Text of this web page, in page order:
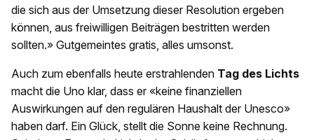
die sich aus der Umsetzung dieser Resolution ergeben
können, aus freiwilligen Beiträgen bestritten werden
sollten.» Gutgemeintes gratis, alles umsonst.
Auch zum ebenfalls heute erstrahlenden Tag des Lichts
macht die Uno klar, dass er «keine finanziellen
Auswirkungen auf den regulären Haushalt der Unesco»
haben darf. Ein Glück, stellt die Sonne keine Rechnung.